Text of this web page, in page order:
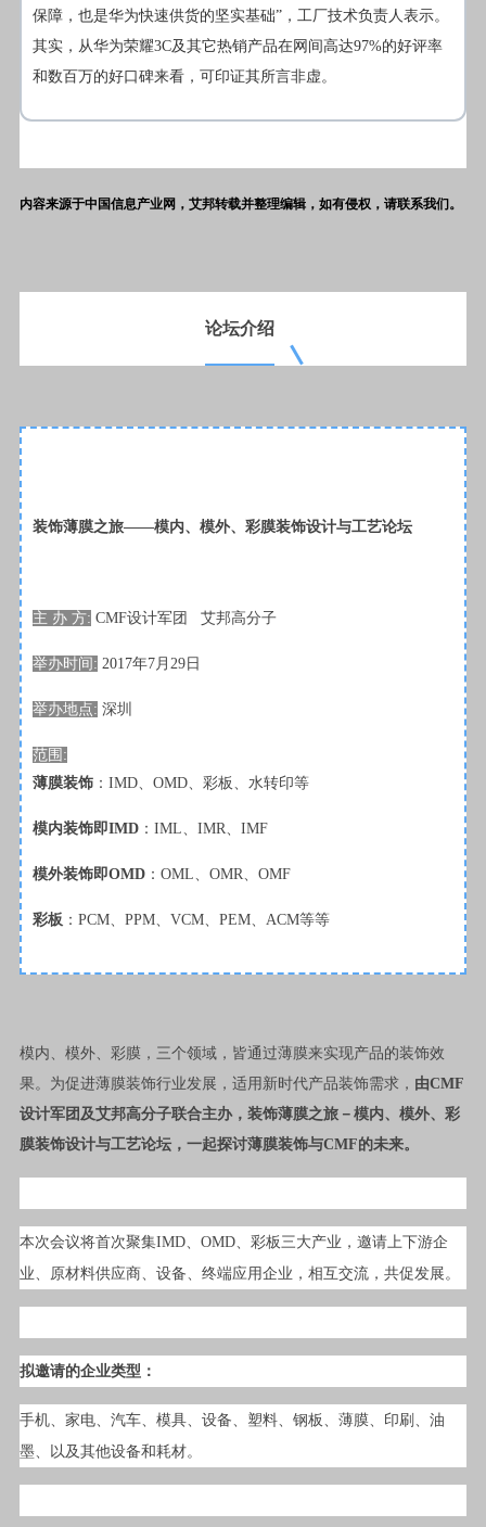
保障，也是华为快速供货的坚实基础”，工厂技术负责人表示。
其实，从华为荣耀3C及其它热销产品在网间高达97%的好评率
和数百万的好口碑来看，可印证其所言非虚。
内容来源于中国信息产业网，艾邦转载并整理编辑，如有侵权，请联系我们。
论坛介绍
装饰薄膜之旅——模内、模外、彩膜装饰设计与工艺论坛
主 办 方: CMF设计军团 艾邦高分子
举办时间: 2017年7月29 日
举办地点: 深圳
范围:
薄膜装饰 ：IMD、OMD、彩板、水转印等
模内装饰即IMD ：IML、IMR、IMF
模外装饰即OMD ：OML、OMR、OMF
彩板 ：PCM、PPM、VCM、PEM、ACM等等
模内、模外、彩膜，三个领域，皆通过薄膜来实现产品的装饰效
果。为促进薄膜装饰行业发展，适用新时代产品装饰需求， 由CMF
设计军团及艾邦高分子联合主办，装饰薄膜之旅－模内、模外、彩
膜装饰设计与工艺论坛，一起探讨薄膜装饰与CMF的未来。
本次会议将首次聚集IMD、OMD、彩板三大产业，邀请上下游企
业、原材料供应商、设备、终端应用企业，相互交流，共促发展。
拟邀请的企业类型：
手机、家电、汽车、模具、设备、塑料、钢板、薄膜、印刷、油
墨、以及其他设备和耗材。